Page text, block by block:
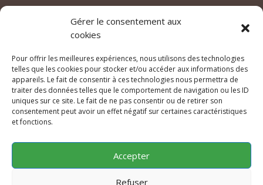
Gérer le consentement aux
cookies
Pour offrir les meilleures expériences, nous utilisons des technologies
telles que les cookies pour stocker et/ou accéder aux informations des
appareils. Le fait de consentir à ces technologies nous permettra de
traiter des données telles que le comportement de navigation ou les ID
uniques sur ce site. Le fait de ne pas consentir ou de retirer son
consentement peut avoir un effet négatif sur certaines caractéristiques
et fonctions.
Accepter
Refuser
Linelife c/o Interexperts S.A.
Quai du Seujet, 30
SUISSE
contact@pierreclavien.org
+33 6 72 24 70 90
Devenir revendeur